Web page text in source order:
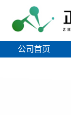
公司首页